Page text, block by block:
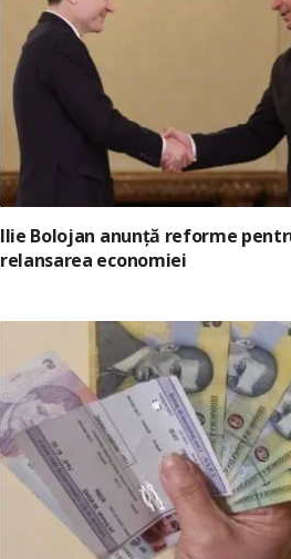
Ilie Bolojan anunță reforme
relansarea economiei